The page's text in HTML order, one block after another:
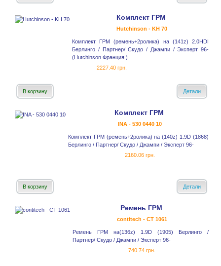
Комплект ГРМ
Hutchinson - KH 70
Комплект ГРМ (ремень+2ролика) на (141z) 2.0HDI
Берлинго / Партнер/ Скудо / Джампи / Эксперт 96-
(Hutchinson Франция )
2227.40 грн.
В корзину Детали
Комплект ГРМ
INA - 530 0440 10
Комплект ГРМ (ремень+2ролика) на (140z) 1.9D (1868)
Берлинго / Партнер/ Скудо / Джампи / Эксперт 96-
2160.06 грн.
В корзину Детали
Ремень ГРМ
contitech - CT 1061
Ремень ГРМ на(136z) 1.9D (1905) Берлинго /
Партнер/ Скудо / Джампи / Эксперт 96-
740.74 грн.